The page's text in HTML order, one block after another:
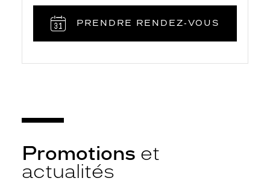
PRENDRE RENDEZ‑VOUS
Promotions et
actualités